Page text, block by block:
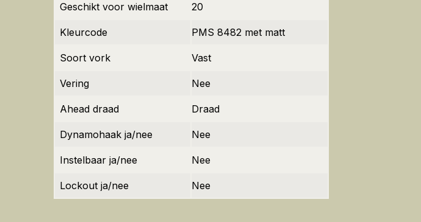
Geschikt voor wielmaat 20
Kleurcode PMS 8482 met matt
Soort vork Vast
Vering Nee
Ahead draad Draad
Dynamohaak ja/nee Nee
Instelbaar ja/nee Nee
Lockout ja/nee Nee